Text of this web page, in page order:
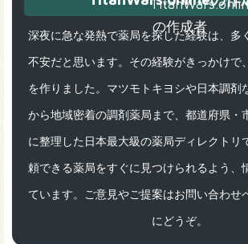
深夜に急な発熱で薬局を探した経験は、多
不安だと思います。その経験がきっかけで
を作りました。マツモトキヨシや日本調剤
から地域密着の調剤薬局まで、都道府県・
に整理した日本最大級の薬局ディレクトリ
頼できる薬局をすぐに見つけられるよう、
ています。ご意見やご提案はお問い合わせ
にどうぞ。